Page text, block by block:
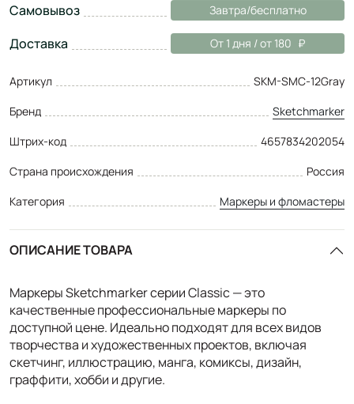
Самовывоз Завтра/бесплатно
Доставка От 1 дня / от 180
Артикул
SKM-SMC-12Gray
Бренд
Sketchmarker
Штрих-код
4657834202054
Страна происхождения
Россия
Категория
Маркеры и фломастеры
ОПИСАНИЕ ТОВАРА
Маркеры Sketchmarker серии Classic — это
качественные профессиональные маркеры по
доступной цене. Идеально подходят для всех видов
творчества и художественных проектов, включая
скетчинг, иллюстрацию, манга, комиксы, дизайн,
граффити, хобби и другие.